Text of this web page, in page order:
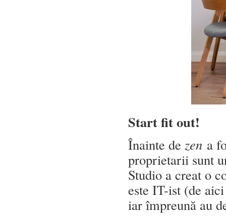
Start fit out!
Înainte de zen a
proprietarii sunt
Studio a creat o
este IT-ist (de
iar împreună au